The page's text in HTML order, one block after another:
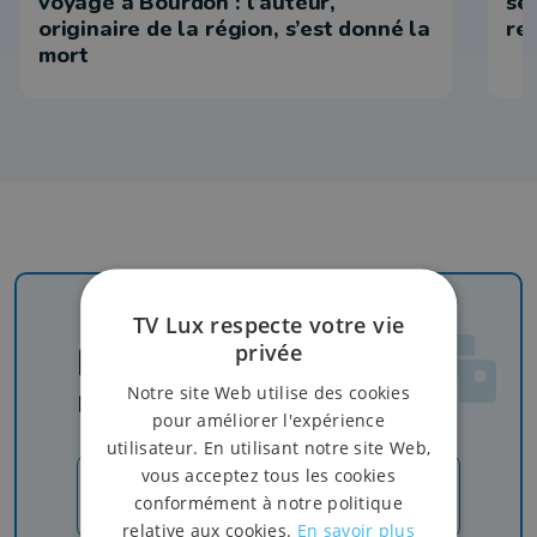
originaire de la région, s’est donné la
mort
Newsletter
Rejoignez-nous
JE M'INSCRIS
TV Lux respecte votre vie
privée
Notre site Web utilise des cookies
pour améliorer l'expérience
utilisateur. En utilisant notre site Web,
vous acceptez tous les cookies
conformément à notre politique
relative aux cookies. En savoir plus